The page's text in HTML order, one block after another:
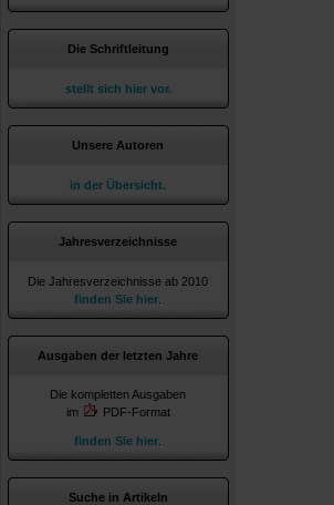
Die Schriftleitung
stellt sich hier vor.
Unsere Autoren
in der Übersicht.
Jahresverzeichnisse
Die Jahresverzeichnisse ab 2010
finden Sie hier
Ausgaben der letzten Jahre
Die kompletten Ausgaben
im
PDF-Format
finden Sie hier
Suche in Artikeln